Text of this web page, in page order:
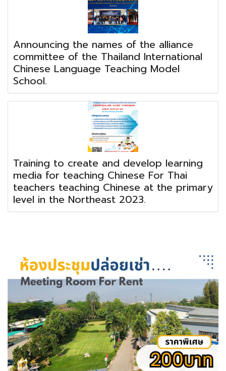
Announcing the names of the alliance
committee of the Thailand International
Chinese Language Teaching Model
School.
Training to create and develop learning
media for teaching Chinese For Thai
teachers teaching Chinese at the primary
level in the Northeast 2023.